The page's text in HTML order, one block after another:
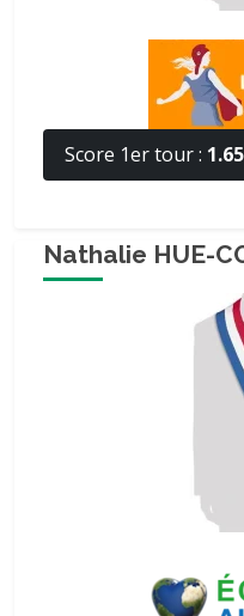
Score 1er tour :
Nathalie HUE-